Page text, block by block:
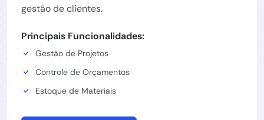
gestão de clientes.
Principais Funcionalidades:
Gestão de Projetos
Controle de Orçamentos
Estoque de Materiais